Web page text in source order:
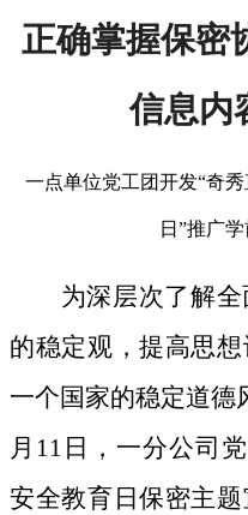
正确掌握保密
信息内
一点单位党工团开发“奇
日”推广
为深层次了解
的稳定观，提高思
一个国家的稳定道德
月11日，一分公司
安全教育日保密主